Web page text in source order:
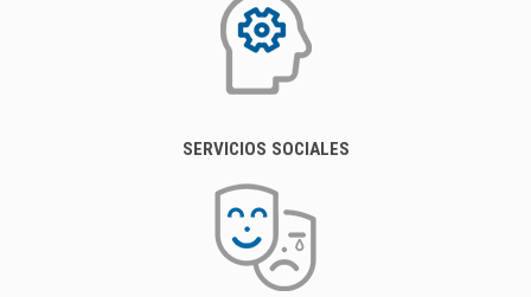
SERVICIOS SOCIALES